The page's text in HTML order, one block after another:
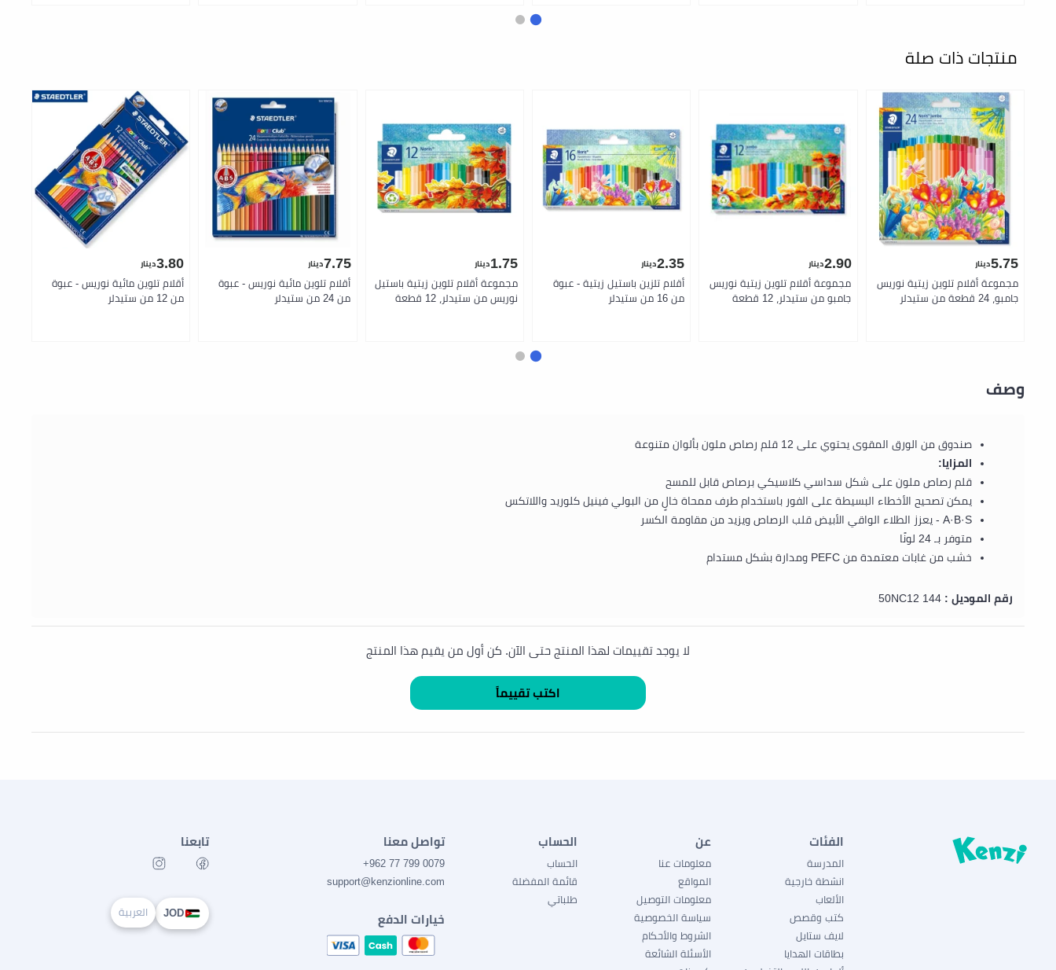
منتجات ذات صلة
5.75دينار
مجموعة أقلام تلوين زيتية نوريس
جامبو، 24 قطعة من ستيدلر
2.90دينار
مجموعة أقلام تلوين زيتية نوريس
جامبو من ستيدلر، 12 قطعة
2.35دينار
أقلام تلزين باستيل زيتية - عبوة
من 16 من ستيدلر
1.75دينار
مجموعة أقلام تلوين زيتية باستيل
نوريس من ستيدلر، 12 قطعة
7.75دينار
أقلام تلوين مائية نوريس - عبوة
من 24 من ستيدلر
3.80دينار
أقلام تلوين مائية نوريس - عبوة
من 12 من ستيدلر
وصف
صندوق من الورق المقوى يحتوي على 12 قلم رصاص ملون بألوان متنوعة
المزايا:
قلم رصاص ملون على شكل سداسي كلاسيكي برصاص قابل للمسح
يمكن تصحيح الأخطاء البسيطة على الفور باستخدام طرف ممحاة خالٍ من البولي فينيل كلوريد واللاتكس
A·B·S - يعزز الطلاء الواقي الأبيض قلب الرصاص ويزيد من مقاومة الكسر
متوفر بـ 24 لونًا
خشب من غابات معتمدة من PEFC ومدارة بشكل مستدام
رقم الموديل : 144 50NC12
لا يوجد تقييمات لهذا المنتج حتى الآن. كن أول من يقيم هذا المنتج
الفئات
المدرسة
انشطة خارجية
الألعاب
كتب وقصص
لايف ستايل
بطاقات الهدايا
عن
معلومات عنا
المواقع
معلومات التوصيل
سياسة الخصوصية
الشروط والأحكام
الأسئلة الشائعة
الحساب
الحساب
قائمة المفضلة
طلباتي
تواصل معنا
0079 799 77 962+
support@kenzionline.com
خيارات الدفع
تابعنا
JOD العربية